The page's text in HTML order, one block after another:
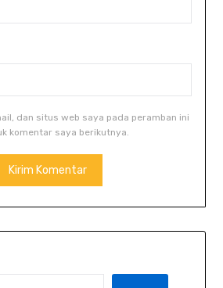
dan situs web saya pada peramban ini
komentar saya berikutnya.